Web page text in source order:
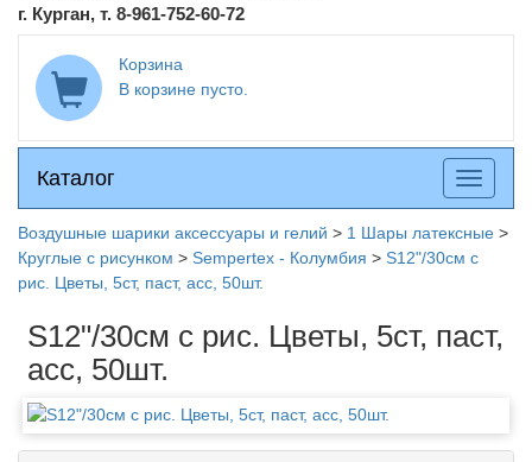
г. Курган, т. 8-961-752-60-72
Корзина
В корзине пусто.
Каталог
Каталог
меню
Воздушные шарики аксессуары и гелий > 1 Шары латексные >
Круглые с рисунком > Sempertex - Колумбия > S12"/30см с
рис. Цветы, 5ст, паст, асс, 50шт.
S12"/30см с рис. Цветы, 5ст, паст,
асс, 50шт.